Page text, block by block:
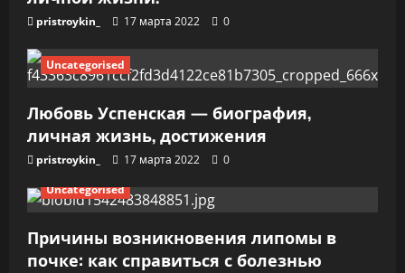
с
я
м
pristroykin_ 17 марта 2022 0
Uncategorised
Любовь Успенская — биография,
личная жизнь, достижения
pristroykin_ 17 марта 2022
0
Uncategorised
Причины возникновения липомы в
почке: как справиться с болезнью